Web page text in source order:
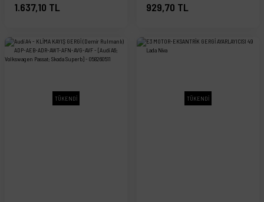
1.637,10 TL 929,70 TL
TÜKENDİ TÜKENDİ